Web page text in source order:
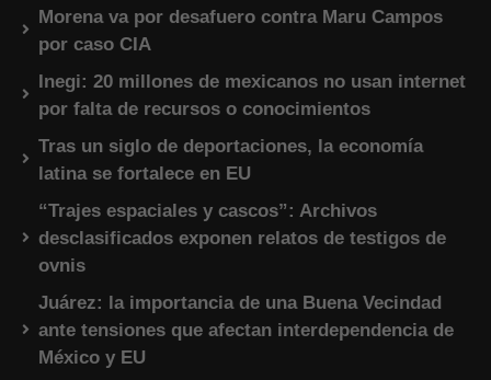
Morena va por desafuero contra Maru Campos
por caso CIA
Inegi: 20 millones de mexicanos no usan internet
por falta de recursos o conocimientos
Tras un siglo de deportaciones, la economía
latina se fortalece en EU
“Trajes espaciales y cascos”: Archivos
desclasificados exponen relatos de testigos de
ovnis
Juárez: la importancia de una Buena Vecindad
ante tensiones que afectan interdependencia de
México y EU